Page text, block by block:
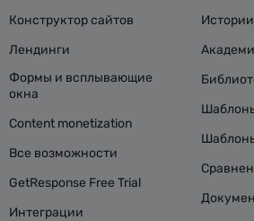
Конструктор сайтов
Лендинги
Формы и всплывающие
окна
Content monetization
Все возможности
GetResponse Free Trial
Интеграции